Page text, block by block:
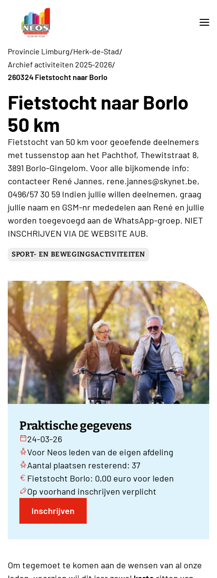
Provincie Limburg/Herk-de-Stad/
Archief activiteiten 2025-2026/
260324 Fietstocht naar Borlo
Fietstocht naar Borlo
50 km
Fietstocht van 50 km voor geoefende deelnemers
met tussenstop aan het Pachthof, Thewitstraat 8,
3891 Borlo-Gingelom. Voor alle bijkomende info:
contacteer René Jannes, rene.jannes@skynet.be,
0496/57 30 59 Indien jullie willen deelnemen, graag
jullie naam en GSM-nr mededelen aan René en jullie
worden toegevoegd aan de WhatsApp-groep. NIET
INSCHRIJVEN VIA DE WEBSITE AUB.
SPORT- EN BEWEGINGSACTIVITEITEN
Praktische gegevens
24-03-26
Voor Neos leden van de eigen afdeling
Aantal plaatsen resterend: 37
Fietstocht Borlo: 0,00 euro voor leden
Op voorhand inschrijven verplicht
Inschrijven
Om tegemoet te komen aan de wensen van al onze